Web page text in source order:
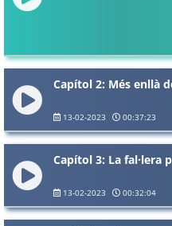
Capítol 2: Més enllà
13-02-2023 00:37:23
Capítol 3: La fal·lera
13-02-2023 00:32:04